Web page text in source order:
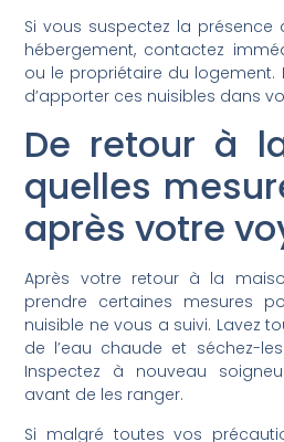
Si vous suspectez la présence
hébergement, contactez
ou le propriétaire du logement.
d’apporter ces nuisibles dans
De retour à
quelles
après votre
Après votre retour à la
prendre certaines mesures
nuisible ne vous a suivi. Lavez
de l’eau chaude et séchez-
Inspectez à nouveau
avant de les ranger.
Si malgré toutes vos